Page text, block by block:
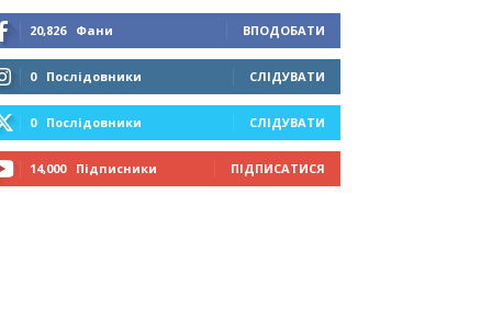
20,826 Фани ВПОДОБАТИ
0 Послідовники СЛІДУВАТИ
0 Послідовники СЛІДУВАТИ
14,000 Підписники ПІДПИСАТИСЯ